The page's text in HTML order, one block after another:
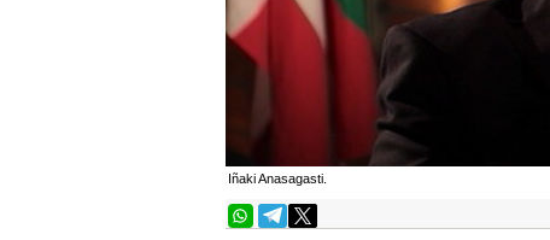
Iñaki Anasagasti.